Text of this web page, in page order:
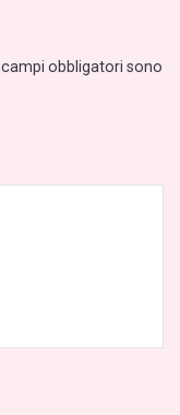
I campi obbligatori sono